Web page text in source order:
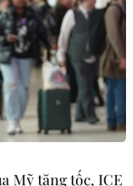
tế
làm
An
Mỹ tăng tốc, ICE